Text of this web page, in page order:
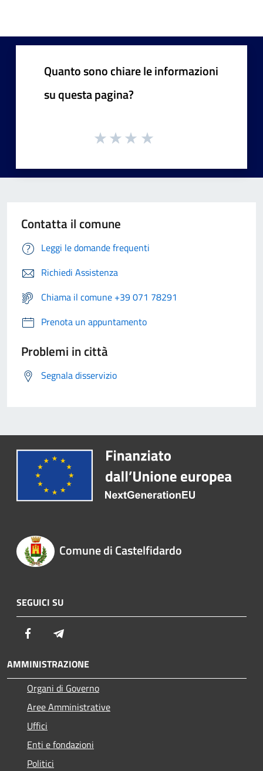
Quanto sono chiare le informazioni
su questa pagina?
Contatta il comune
Leggi le domande frequenti
Richiedi Assistenza
Chiama il comune +39 071 78291
Prenota un appuntamento
Problemi in città
Segnala disservizio
Comune di Castelfidardo
SEGUICI SU
Facebook
AMMINISTRAZIONE
Organi di Governo
Aree Amministrative
Uffici
Enti e fondazioni
Politici